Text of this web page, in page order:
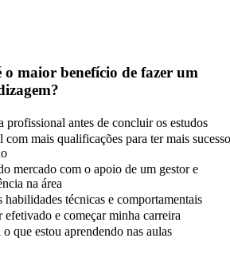
o maior benefício de fazer um
profissional antes de concluir os estudos
com mais qualificações para ter mais sucesso
mercado com o apoio de um gestor e
na área
técnicas e comportamentais
efetivado e começar minha carreira
que estou aprendendo nas aulas